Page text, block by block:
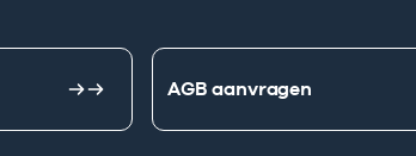
AGB aanvragen